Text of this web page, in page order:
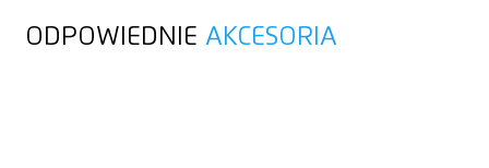
ODPOWIEDNIE AKCESORIA